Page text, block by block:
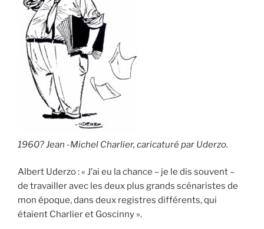
1960? Jean -Michel Charlier, caricaturé par Uderzo.
Albert Uderzo : « J’ai eu la chance – je le dis souvent –
de travailler avec les deux plus grands scénaristes de
mon époque, dans deux registres différents, qui
étaient Charlier et Goscinny ».